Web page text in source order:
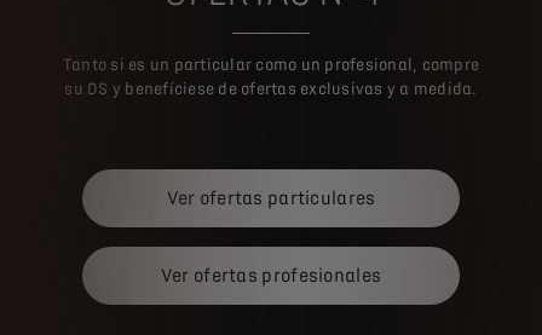
Tanto si es un particular como un profesional, compre
su DS y benefíciese de ofertas exclusivas y a medida.
Ver ofertas particulares
Ver ofertas profesionales